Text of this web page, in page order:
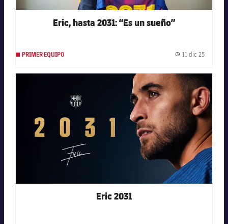
Eric, hasta 2031: “Es un sueño”
PRIMER EQUIPO Fecha
11 dic 25
FC Barcelona club badge
Eric 2031